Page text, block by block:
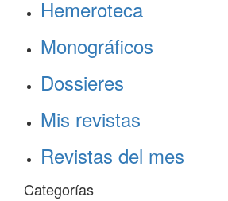
Hemeroteca
Monográficos
Dossieres
Mis revistas
Revistas del mes
Categorías